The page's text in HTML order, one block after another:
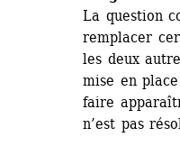
La question
remplacer
les deux
mise en
faire
n’est pas